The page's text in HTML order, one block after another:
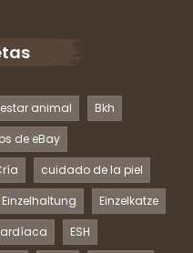
animal
Bkh
de eBay
cuidado de la piel
Einzelhaltung
Einzelkatze
ESH